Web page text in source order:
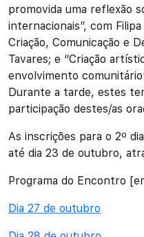
promovida uma reflexão
internacionais”, com
Criação, Comunicação e
Tavares; e “Criação
envolvimento
Durante a tarde, estes
participação destes/as
As inscrições para o 2º
até dia 23 de outubro,
Programa do Encontro
Dia 27 de outubro